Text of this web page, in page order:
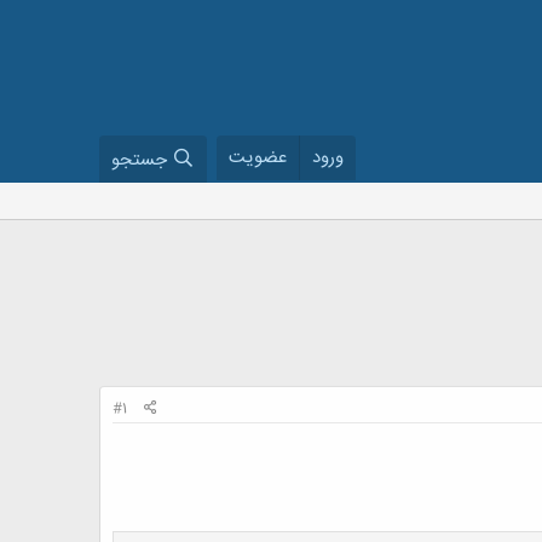
ورود عضویت جستجو
#1